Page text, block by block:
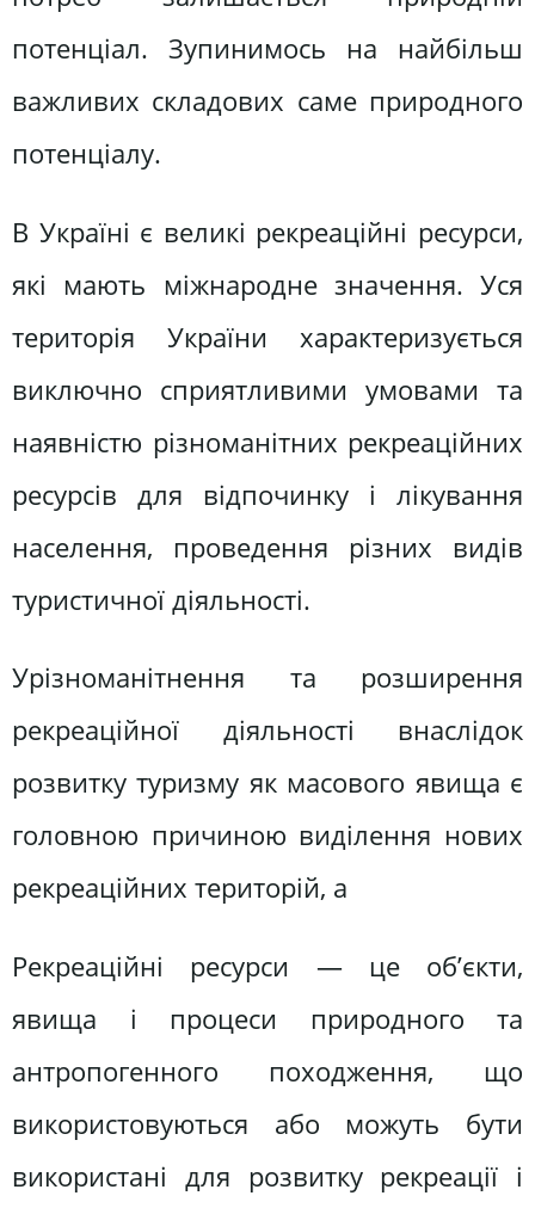
потенціал. Зупинимось на найбільш
важливих складових саме природного
потенціалу.
В Україні є великі рекреаційні ресурси,
які мають міжнародне значення. Уся
територія України характеризується
виключно сприятливими умовами та
наявністю різноманітних рекреаційних
ресурсів для відпочинку і лікування
населення, проведення різних видів
туристичної діяльності.
Урізноманітнення та розширення
рекреаційної діяльності внаслідок
розвитку туризму як масового явища є
головною причиною виділення нових
рекреаційних територій, а
Рекреаційні ресурси — це об’єкти,
явища і процеси природного та
антропогенного походження, що
використовуються або можуть бути
використані для розвитку рекреації і